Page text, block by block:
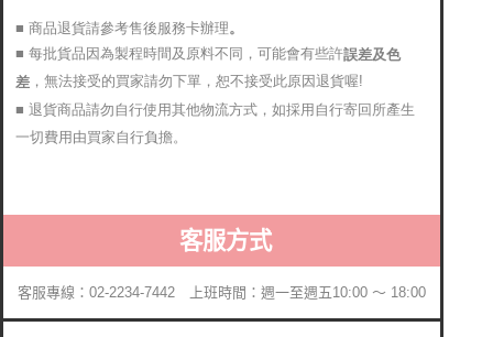
■ 商品退貨請參考售後服務卡辦理。
■ 每批貨品因為製程時間及原料不同，可能會有些許誤差及色
差 ，無法接受的買家請勿下單，恕不接受此原因退貨喔!
■ 退貨商品請勿自行使用其他物流方式，如採用自行寄回所產生
一切費用由買家自行負擔。
客服方式
客服專線：02-2234-7442 上班時間：週一至週五10:00 ～ 18:00